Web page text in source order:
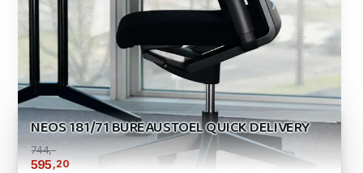
NEOS 181/71 BUREAUSTOEL QUICK DELIVERY
744,-
595 ,20